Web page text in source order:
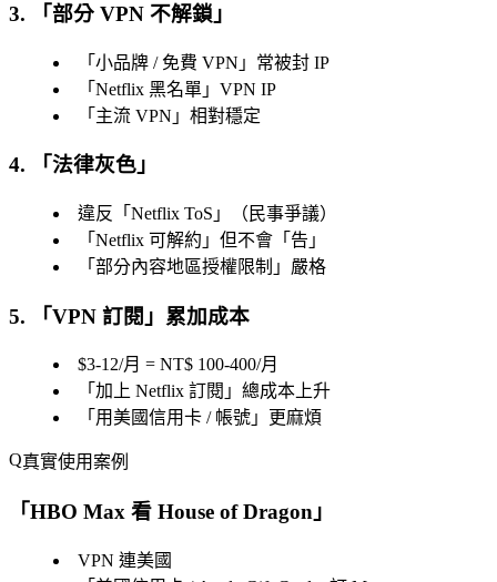
3. 「 部分 VPN 不解鎖 」
「 小品牌 / 免費 VPN 」常被封 IP
「 Netflix 黑名單 」VPN IP
「 主流 VPN 」相對穩定
4. 「法律灰色 」
違反「 Netflix ToS 」（民事爭議）
「 Netflix 可解約 」但不會「 告 」
「 部分內容地區授權限制 」嚴格
5. 「VPN 訂閱 」累加成本
$3-12/月 = NT$ 100-400/月
「 加上 Netflix 訂閱 」總成本上升
「 用美國信用卡 / 帳號 」更麻煩
真實使用案例
「HBO Max 看 House of Dragon 」
VPN 連美國